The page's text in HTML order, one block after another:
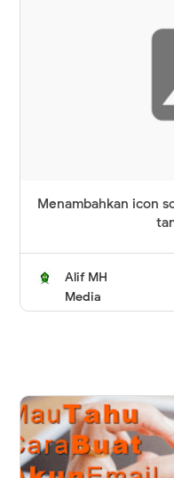
Menambahkan icon
Alif MH
Media